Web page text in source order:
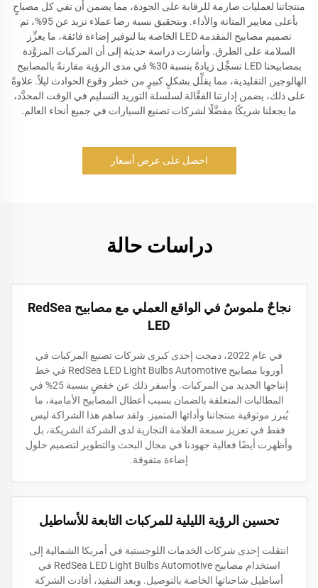
منتجاتنا لعمليات صارمة للرقابة على الجودة، مما يضمن أن تفي كل مصباحٍ
بأعلى معايير المتانة والأداء. وبتحقيق نسبة رضا عملاء تزيد عن 95%، تم
تصميم مصابيح المقدمة LED الخاصة بنا لتوفير إضاءة فائقة، ما يعزِّز
السلامة على الطرق. وأشارت دراسة حديثة إلى أن المركبات المزوَّدة
بمصابيحنا LED تسجِّل زيادةً بنسبة 30% في مدى الرؤية مقارنةً بالمصابيح
الهالوجين التقليدية، مما يقلِّل بشكلٍ كبيرٍ من خطر وقوع الحوادث ليلاً. علاوةً
على ذلك، يضمن إدارتنا الفعَّالة لسلسلة التوريد التسليم في الوقت المحدَّد،
ما يجعلنا شريكًا مفضَّلًا لشركات تصنيع السيارات في جميع أنحاء العالم.
احصل على عرض أسعار
دراسات حالة
نجاحٌ ملموسٌ في الواقع العملي مع مصابيح RedSea
LED
في عام 2022، دمجت إحدى كبرى شركات تصنيع المركبات في
أوروبا مصابيح RedSea LED Light Bulbs Automotive في خط
إنتاجها الجديد من المركبات. وأسفر ذلك عن خفضٍ بنسبة 25% في
المطالبات المتعلقة بالضمان بسبب أعطال المصابيح الأمامية، ما
يُبرز موثوقية منتجاتنا وأدائها المتميز. ولقد ساهم هذا الشراكة ليس
فقط في تعزيز سمعة العلامة التجارية لدى الشركة الشريكة، بل
وأظهرت أيضًا فعالية جهودنا في مجال البحث والتطوير لتصميم حلول
إضاءة متفوقة.
تحسين الرؤية الليلية للمركبات التابعة للأساطيل
انتقلت إحدى شركات الخدمات اللوجستية في أمريكا الشمالية إلى
استخدام مصابيح RedSea LED Light Bulbs Automotive في
أساطيل شاحناتها الخاصة بالتوصيل. وبعد التنفيذ، أفادت الشركة